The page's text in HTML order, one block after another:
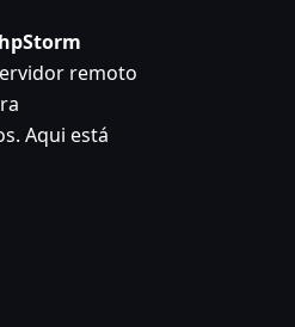
remoto
Aqui está